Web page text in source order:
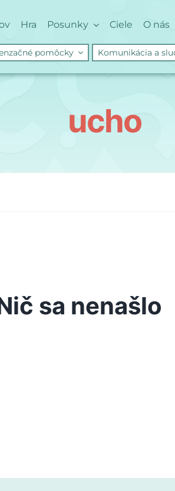
Hra Posunky Ciele O nás
pomôcky Komunikácia a
ucho
sa nenašlo